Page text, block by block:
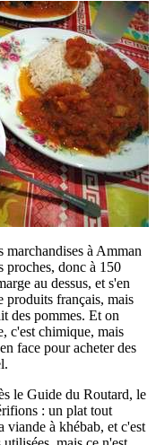
marchandises à Amman
proches, donc à 150
au dessus, et s'en
produits français, mais
des pommes. Et on
c'est chimique, mais
face pour acheter des
le Guide du Routard, le
: un plat tout
viande à khébab, et c'est